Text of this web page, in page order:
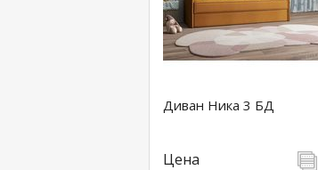
Диван Ника 3 БД
Цена